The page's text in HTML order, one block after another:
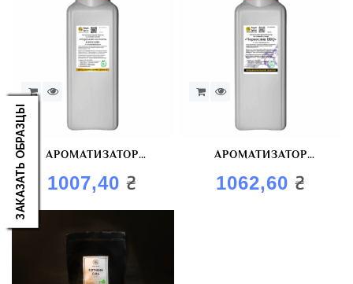
ЗАКАЗАТЬ ОБРАЗЦЫ
АРОМАТИЗАТОР
ХАРЧОВИЙ «МОРСЬКИЙ
КОКТЕЙЛЬ КОПЧЕНИЙ»
1007,40₴
АРОМАТИЗАТОР
«КОПЧЕНЫЙ ЧЕРНОСЛИВ»
1062,60 ₴